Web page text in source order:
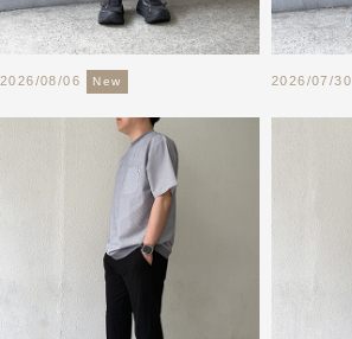
2026/08/06 New 2026/07/30